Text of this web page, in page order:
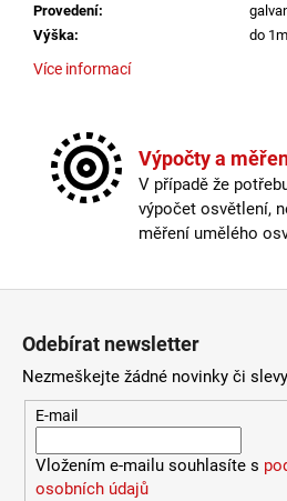
Provedení:
Výška: do 1m
Více informací
Výpočty a
V případě že
výpočet osvětlení,
měření umělého
LED2
LIGHTING
825
Odebírat newsletter
Nezmeškejte žádné novinky či
E-mail
Vložením e-mailu souhlasíte s
osobních údajů